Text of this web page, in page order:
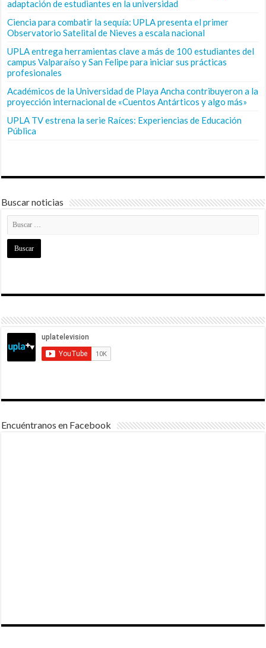
adaptación de estudiantes en la universidad
Ciencia para combatir la sequía: UPLA presenta el primer
Observatorio Satelital de Nieves a escala nacional
UPLA entrega herramientas clave a más de 100 estudiantes del
campus Valparaíso y San Felipe para iniciar sus prácticas
profesionales
Académicos de la Universidad de Playa Ancha contribuyeron a la
proyección internacional de «Cuentos Antárticos y algo más»
UPLA TV estrena la serie Raíces: Experiencias de Educación
Pública
Buscar noticias
Encuéntranos en Facebook